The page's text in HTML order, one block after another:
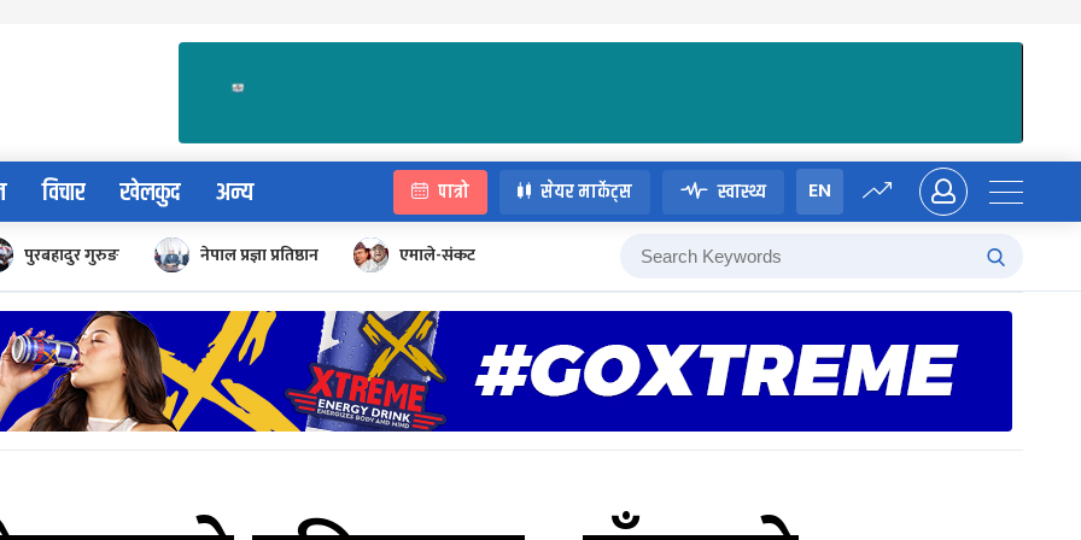
विचार खेलकुद अन्य पात्रो सेयर मार्केट्स स्वास्थ्य EN
पुरबहादुर गुरुङ नेपाल प्रज्ञा प्रतिष्ठान एमाले-संकट